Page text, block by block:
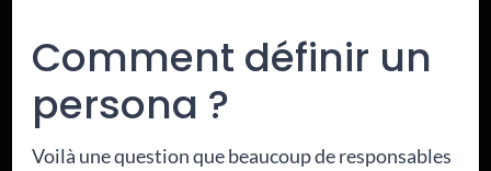
Comment définir un
persona ?
Voilà une question que beaucoup de responsables